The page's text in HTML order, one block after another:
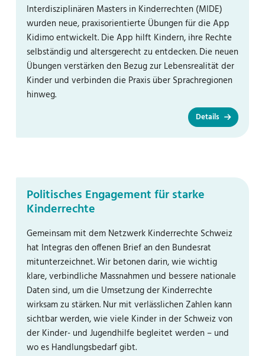
Interdisziplinären Masters in Kinderrechten (MIDE)
wurden neue, praxisorientierte Übungen für die App
Kidimo entwickelt. Die App hilft Kindern, ihre Rechte
selbständig und altersgerecht zu entdecken. Die neuen
Übungen verstärken den Bezug zur Lebensrealität der
Kinder und verbinden die Praxis über Sprachregionen
hinweg.
Details
Politisches Engagement für starke
Kinderrechte
Gemeinsam mit dem Netzwerk Kinderrechte Schweiz
hat Integras den offenen Brief an den Bundesrat
mitunterzeichnet. Wir betonen darin, wie wichtig
klare, verbindliche Massnahmen und bessere nationale
Daten sind, um die Umsetzung der Kinderrechte
wirksam zu stärken. Nur mit verlässlichen Zahlen kann
sichtbar werden, wie viele Kinder in der Schweiz von
der Kinder- und Jugendhilfe begleitet werden – und
wo es Handlungsbedarf gibt.